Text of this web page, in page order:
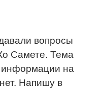
вопросы
Самете. Тема
информации на
Напишу в